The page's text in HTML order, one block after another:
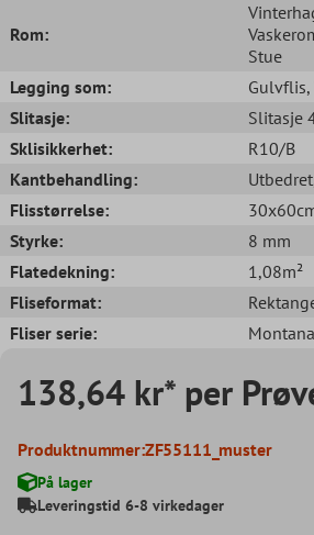
Rom:
Stue
Legging som:
Gulvflis
Slitasje:
Slitasje
Sklisikkerhet:
R10/B
Kantbehandling:
Utbedret
Flisstørrelse:
Styrke:
8 mm
Flatedekning:
1,08m²
Fliseformat:
Fliser serie:
Montana
138,64 kr* per
Produktnummer:ZF55111_muster
På lager
Leveringstid 6-8 virkedager